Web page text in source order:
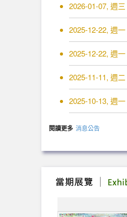
2026-01-07, 週三
2025-12-22, 週一
2025-12-22, 週一
2025-11-11, 週二
2025-10-13, 週一
閱讀更多 消息公告